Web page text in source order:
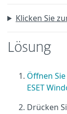
Klicken Sie
Lösung
Öffnen
ESET
Drücken